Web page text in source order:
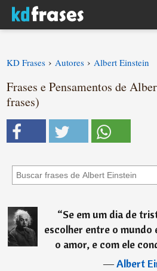
KD Frases › Autores › Albert Einstein
Frases e Pensamentos de
frases)
“Se em um dia de
escolher entre o mundo
o amor, e com ele
―Albert